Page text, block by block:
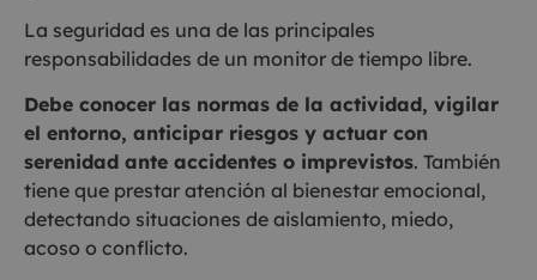
La seguridad es una de las principales
responsabilidades de un monitor de tiempo libre.
Debe conocer las normas de la actividad, vigilar
el entorno, anticipar riesgos y actuar con
serenidad ante accidentes o imprevistos. También
tiene que prestar atención al bienestar emocional,
detectando situaciones de aislamiento, miedo,
acoso o conflicto.